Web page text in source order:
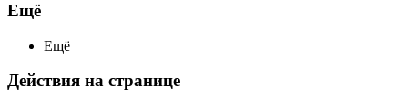
Ещё
Ещё
Действия на странице